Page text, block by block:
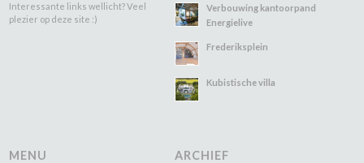
Interessante links wellicht? Veel
plezier op deze site :)
Verbouwing kantoorpand
Energielive
Frederiksplein
Kubistische villa
MENU ARCHIEF